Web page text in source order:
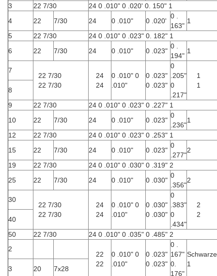
3
22 7/30
24 0 .010" 0 .020' 0. 150" 1
4
22 7/30 24 0 .010" 0 .020'
0 .
163"
1
5
22 7/30
24 0 .010" 0 .023" 0. 182" 1
6
22 7/30 24 0 .010" 0 .023"
0 .
194"
1
7
22 7/30
22 7/30
24
24
0 .010" 0
.010"
0 .023"
0 .023"
0
.205"
0
.217"
1
1
8
9
22 7/30
24 0 .010" 0 .023" 0 .227" 1
10
22 7/30 24 0 .010" 0 .023"
0
.236"
1
12
22 7/30
24 0 .010" 0 .023" 0 .253" 1
15
22 7/30 24 0 .010" 0 .023"
0
.277"
2
19
22 7/30
24 0 .010" 0 .030" 0 .319" 2
25
22 7/30 24 0 .010" 0 .030"
0
.356"
2
30
22 7/30
22 7/30
24
24
0 .010" 0
.010"
0 .030"
0 .030"
0
.383"
0
.434"
2
2
40
50
22 7/30
24 0 .010" 0 .035" 0 .485" 2
2
22
22
0 .010" 0
.010"
0 .023"
0 .023"
0 .
167"
0.
176"
1
3 20 7x28